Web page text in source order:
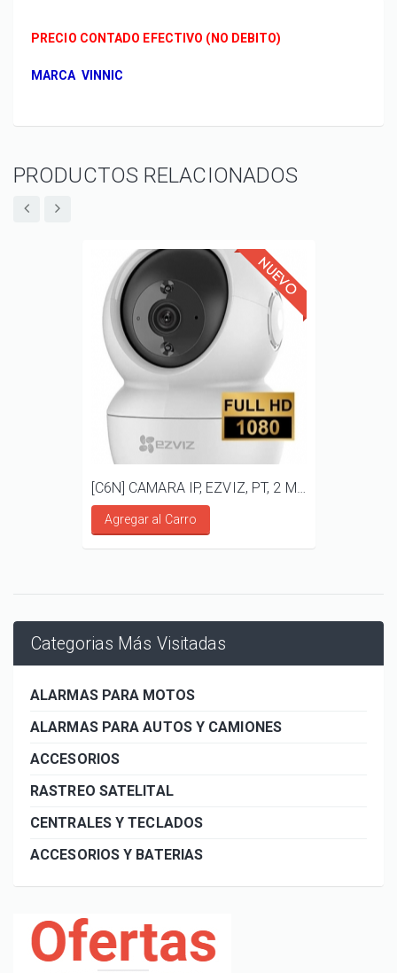
PRECIO CONTADO EFECTIVO (NO DEBITO)
MARCA VINNIC
PRODUCTOS RELACIONADOS
[C6N] CAMARA IP, EZVIZ, PT, 2 MP, AUDIO BIDIRECCIONAL
Agregar al Carro
Categorias Más Visitadas
ALARMAS PARA MOTOS
ALARMAS PARA AUTOS Y CAMIONES
ACCESORIOS
RASTREO SATELITAL
CENTRALES Y TECLADOS
ACCESORIOS Y BATERIAS